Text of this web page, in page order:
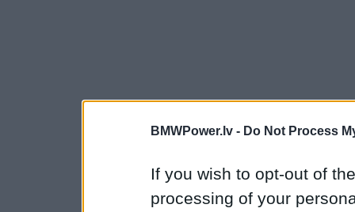
BMWPower.lv - Do Not Process
If you wish to opt-out of
processing of your